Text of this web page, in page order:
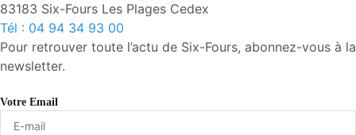
83183 Six-Fours Les Plages Cedex
Tél : 04 94 34 93 00
Pour retrouver toute l’actu de Six-Fours, abonnez-vous à la
newsletter.
Votre Email